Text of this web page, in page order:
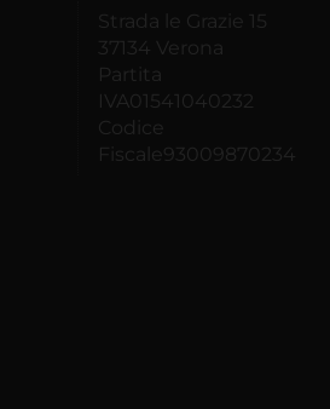
Strada le Grazie 15
37134 Verona
Partita
IVA01541040232
Codice
Fiscale93009870234